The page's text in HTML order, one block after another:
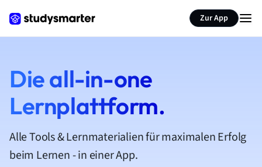
Zur App
Die all-in-one
Lernplattform.
Alle Tools & Lernmaterialien für maximalen Erfolg
beim Lernen - in einer App.